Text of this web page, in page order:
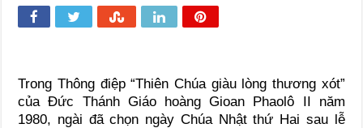
Trong Thông điệp “Thiên Chúa giàu lòng thương xót”
của Đức Thánh Giáo hoàng Gioan Phaolô II năm
1980, ngài đã chọn ngày Chúa Nhật thứ Hai sau lễ